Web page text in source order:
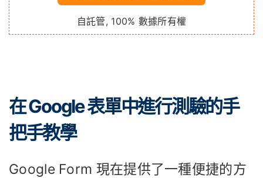
自託管, 100% 數據所有權
在 Google 表單中進行測驗的手
把手教學
Google Form 現在提供了一種便捷的方